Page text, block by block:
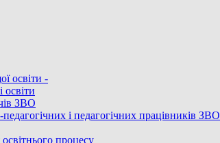
освіти -
освіти
ЗВО
і педагогічних працівників ЗВО
процесу